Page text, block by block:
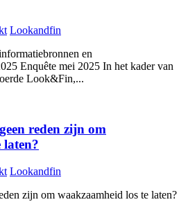
Lookandfin
en
Enquête mei 2025 In het kader van
Look&Fin,...
reden zijn om
laten?
Lookandfin
zijn om waakzaamheid los te laten?